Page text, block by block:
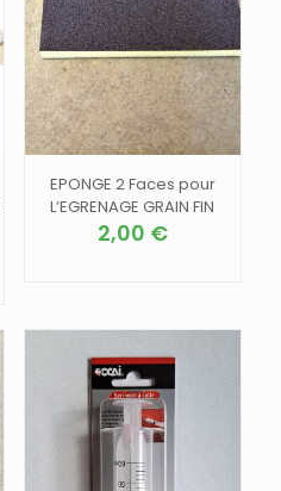
EPONGE 2 Faces pour
L’EGRENAGE GRAIN FIN
2,00 €